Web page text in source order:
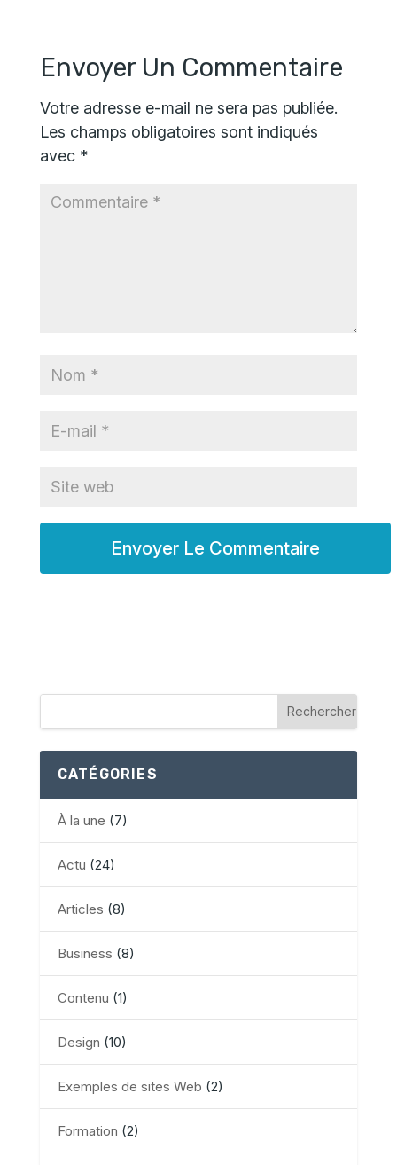
Envoyer Un Commentaire
Votre adresse e-mail ne sera pas publiée.
Les champs obligatoires sont indiqués
avec *
CATÉGORIES
À la une (7)
Actu (24)
Articles (8)
Business (8)
Contenu (1)
Design (10)
Exemples de sites Web (2)
Formation (2)